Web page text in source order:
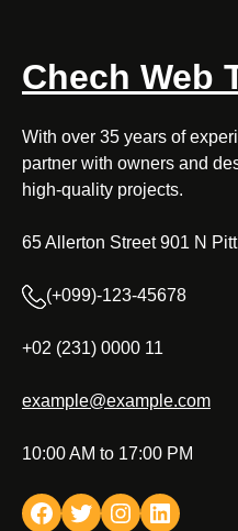
Chech Web
With over 35 years of
partner with owners and
high-quality projects.
65 Allerton Street 901 N
(+099)-123-45678
+02 (231) 0000 11
example@example.com
10:00 AM to 17:00 PM
Facebook Twitter Instagram LinkedIn